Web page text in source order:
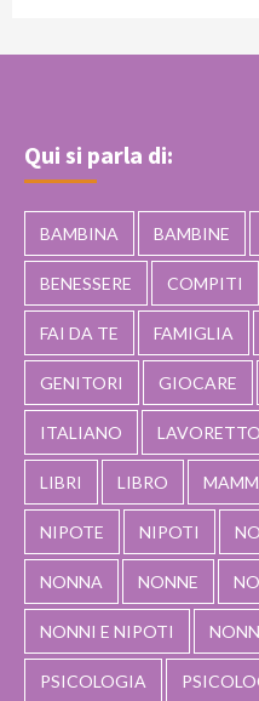
Qui si parla di:
BAMBINA BAMBINE
BENESSERE COMPITI
FAI DA TE FAMIGLIA
GENITORI GIOCARE
ITALIANO LAVORETTO
LIBRI LIBRO
NIPOTE NIPOTI
NONNA NONNE
NONNI E NIPOTI
PSICOLOGIA